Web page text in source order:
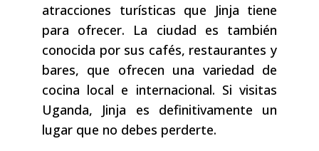
atracciones turísticas que Jinja tiene
para ofrecer. La ciudad es también
conocida por sus cafés, restaurantes y
bares, que ofrecen una variedad de
cocina local e internacional. Si visitas
Uganda, Jinja es definitivamente un
lugar que no debes perderte.